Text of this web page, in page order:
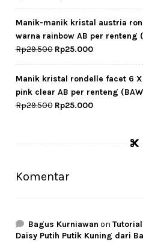
price
was:
Rp47.000.
price
is:
Rp35.000.
Manik-manik kristal austria
warna rainbow AB per renteng
Rp29.500 Original
price
was:
Rp29.500.
Rp25.000Current
price
is:
Rp25.000.
Manik kristal rondelle facet 6
pink clear AB per renteng
Rp29.500 Original
Rp29.500.
Rp25.000Current
Rp25.000.
Komentar
Bagus Kurniawan on
Daisy Putih Putik Kuning dari